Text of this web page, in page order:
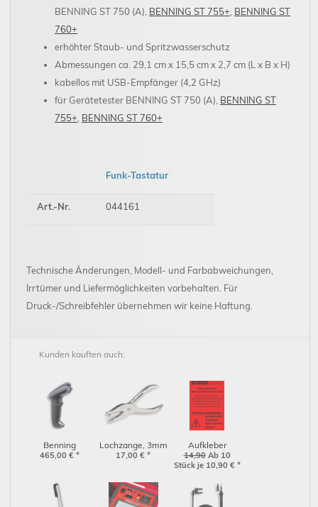
BENNING ST 750 (A), BENNING ST 755+ BENNING ST
760+
erhöhter Staub- und Spritzwasserschutz
Abmessungen ca. 29,1 cm x 15,5 cm x 2,7 cm (L x B x H)
kabellos mit USB-Empfänger (4,2 GHz)
für Gerätetester BENNING ST 750 (A), BENNING ST
755+ BENNING ST 760+
Funk-Tastatur
Art.-Nr. 044161
Technische Änderungen, Modell- und Farbabweichungen,
Irrtümer und Liefermöglichkeiten vorbehalten. Für
Druck-/Schreibfehler übernehmen wir keine Haftung.
Kunden kauften auch:
Benning
Barcodescanner
465,00 € *
Lochzange, 3mm
für Benning-
17,00 € *
Aufkleber
fehlerhaftes
Betriebsmittel (1
Stück)
14,90Ab 10
Stück je 10,90 € *